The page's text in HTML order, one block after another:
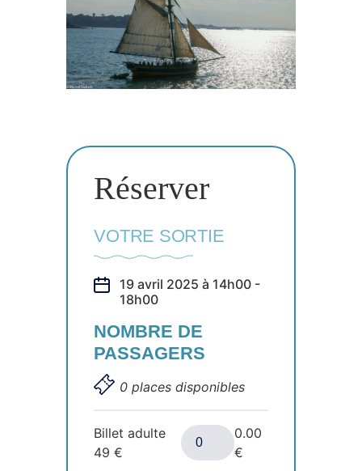
Réserver
VOTRE SORTIE
19 avril 2025 à 14h00 -
18h00
NOMBRE DE
PASSAGERS
0 places disponibles
Billet adulte
49€
0.00
€